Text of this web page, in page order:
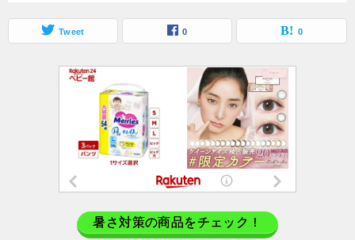
Tweet 0 0
暑さ対策の商品をチェック！